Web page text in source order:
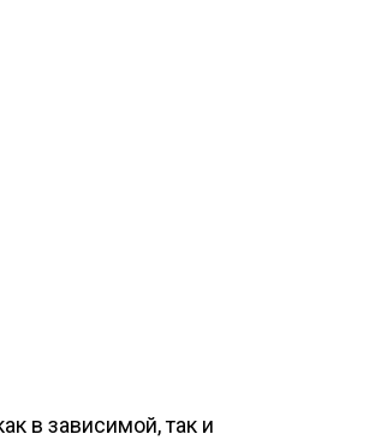
в зависимой, так и